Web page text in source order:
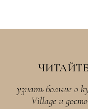
узнать больше о
Village и